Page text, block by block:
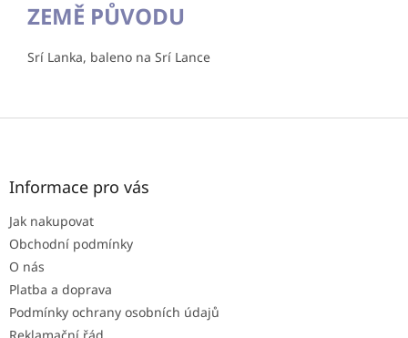
ZEMĚ PŮVODU
Srí Lanka, baleno na Srí Lance
Z
Informace pro vás
Jak nakupovat
Obchodní podmínky
O nás
Platba a doprava
Podmínky ochrany osobních údajů